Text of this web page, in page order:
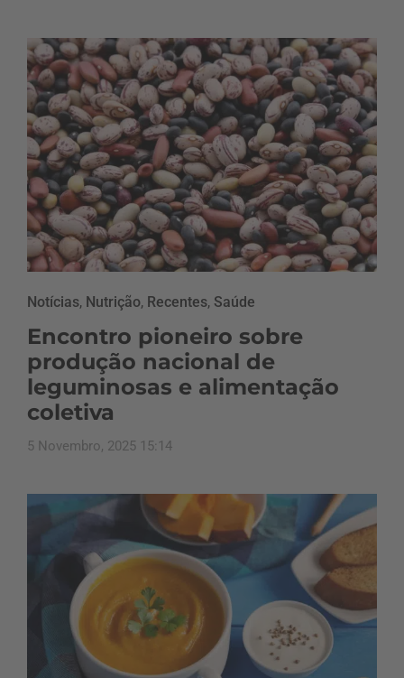
Notícias, Nutrição, Recentes, Saúde
Encontro pioneiro sobre
produção nacional de
leguminosas e alimentação
coletiva
5 Novembro, 2025 15:14